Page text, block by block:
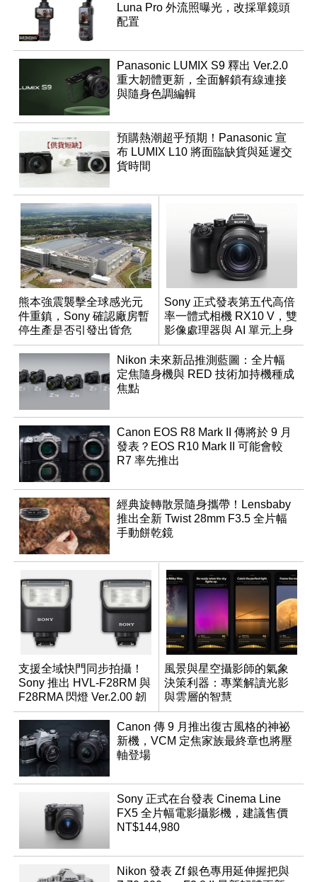
Luna Pro 外流照曝光，改採單鏡頭
配置
Panasonic LUMIX S9 釋出 Ver.2.0
重大韌體更新，全面解鎖有線連接
與隨身色調編輯
預購熱潮超乎預期！Panasonic 宣
布 LUMIX L10 將面臨缺貨與延遲交
貨時間
熊本強震襲擊全球感光元
件重鎮，Sony 確認廠房暫
停生產是否引發出貨危
機？
Sony 正式發表第五代高倍
率一體式相機 RX10 V，雙
影像處理器與 AI 單元上身
Nikon 未來新品推測藍圖：全片幅
定焦隨身機與 RED 技術加持機種成
焦點
Canon EOS R8 Mark II 傳將於 9 月
發表？EOS R10 Mark II 可能會較
R7 率先推出
經典旋轉散景隨身攜帶！Lensbaby
推出全新 Twist 28mm F3.5 全片幅
手動餅乾鏡
支援全域快門同步拍攝！
Sony 推出 HVL-F28RM 與
F28RMA 閃燈 Ver.2.00 韌
體
風景與星空攝影師的氣象
決策利器：專業解讀光影
與雲層的智慧
App「Atmos」登場
Canon 傳 9 月推出復古風格的神祕
新機，VCM 定焦家族最終章也將壓
軸登場
Sony 正式在台發表 Cinema Line
FX5 全片幅電影攝影機，建議售價
NT$144,980
Nikon 發表 Zf 銀色專用延伸握把與